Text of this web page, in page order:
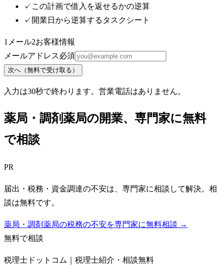
✓ この計画で借入を返せるかの逆算
✓ 開業日から逆算するタスクシート
1 メール2お客様情報
メールアドレス必須
次へ（無料で受け取る）
入力は30秒で終わります。営業電話はありません。
薬局・調剤薬局の開業、専門家に無料
で相談
PR
届出・税務・資金調達の不安は、専門家に相談して解決。相
談は無料です。
薬局・調剤薬局の税務の不安を専門家に無料相談 →
無料で相談
税理士ドットコム｜税理士紹介・相談無料